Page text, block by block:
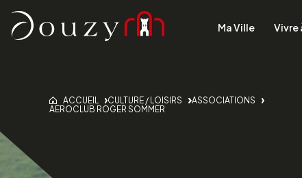
Accueil
Ma Ville Vivre
ACCUEIL CULTURE / LOISIRS
ASSOCIATIONS
AEROCLUB ROGER SOMMER